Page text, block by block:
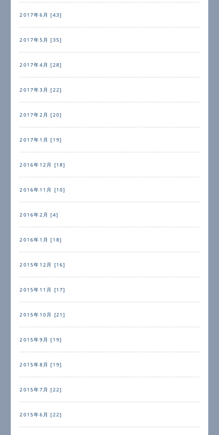
2017年6月 [43]
2017年5月 [35]
2017年4月 [28]
2017年3月 [22]
2017年2月 [20]
2017年1月 [19]
2016年12月 [18]
2016年11月 [10]
2016年2月 [4]
2016年1月 [18]
2015年12月 [16]
2015年11月 [17]
2015年10月 [21]
2015年9月 [19]
2015年8月 [19]
2015年7月 [22]
2015年6月 [22]